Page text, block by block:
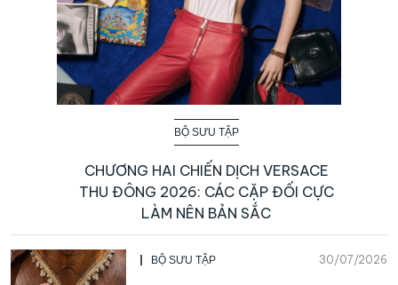
BỘ SƯU TẬP
CHƯƠNG HAI CHIẾN DỊCH VERSACE
THU ĐÔNG 2026: CÁC CẶP ĐỐI CỰC
LÀM NÊN BẢN SẮC
BỘ SƯU TẬP 30/07/2026